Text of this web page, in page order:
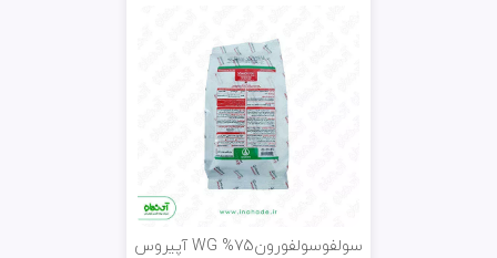
سولفوسولفورونWG %75 آپیروس